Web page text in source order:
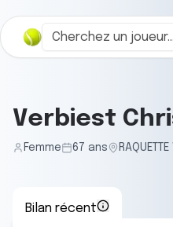
Verbiest
Femme 67 ans RAQUETTE
Bilan récent